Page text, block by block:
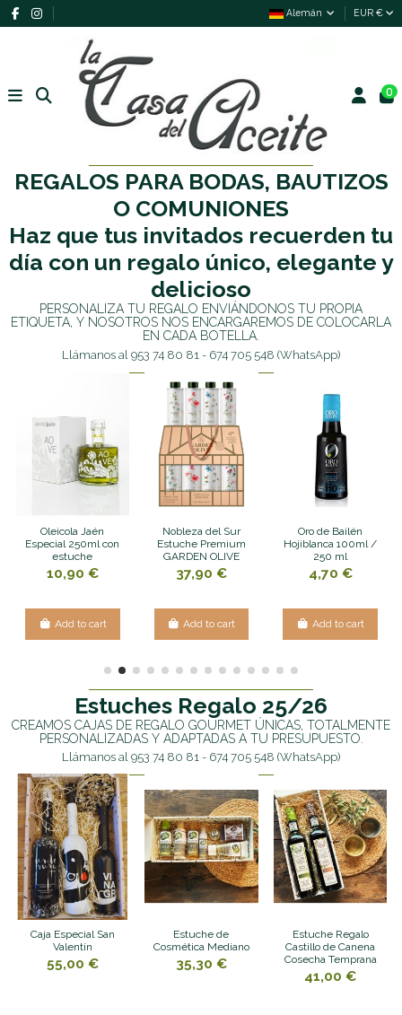
Alemán EUR €
0
REGALOS PARA BODAS, BAUTIZOS
O COMUNIONES
Haz que tus invitados recuerden tu
día con un regalo único, elegante y
delicioso
PERSONALIZA TU REGALO ENVIÁNDONOS TU PROPIA
ETIQUETA, Y NOSOTROS NOS ENCARGAREMOS DE COLOCARLA
EN CADA BOTELLA.
Llámanos al 953 74 80 81 - 674 705 548 (WhatsApp)
Oleicola Jaén
Especial 250ml con
estuche
10,90 €
Add to cart
Nobleza del Sur
Estuche Premium
GARDEN OLIVE
37,90 €
Add to cart
Oro de Bailén
Hojiblanca 100ml /
250 ml
4,70 €
Add to cart
Estuches Regalo 25/26
CREAMOS CAJAS DE REGALO GOURMET ÚNICAS, TOTALMENTE
PERSONALIZADAS Y ADAPTADAS A TU PRESUPUESTO.
Llámanos al 953 74 80 81 - 674 705 548 (WhatsApp)
Caja Especial San
Valentín
55,00 €
Estuche de
Cosmética Mediano
35,30 €
Estuche Regalo
Castillo de Canena
Cosecha Temprana
41,00 €